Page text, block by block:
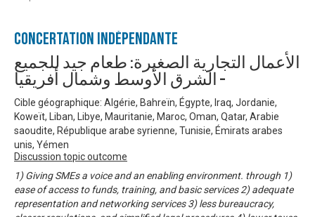
Concertation Indépendante
الأعمال التجارية الصغيرة: طعام جيد للجميع
– الشرق الأوسط وشمال أفريقيا
Cible géographique: Algérie, Bahreïn, Égypte, Iraq, Jordanie,
Koweït, Liban, Libye, Mauritanie, Maroc, Oman, Qatar, Arabie
saoudite, République arabe syrienne, Tunisie, Émirats arabes
unis, Yémen
Discussion topic outcome
1) Giving SMEs a voice and an enabling environment. through 1)
ease of access to funds, training, and basic services 2) adequate
representation and networking services 3) less bureaucracy,